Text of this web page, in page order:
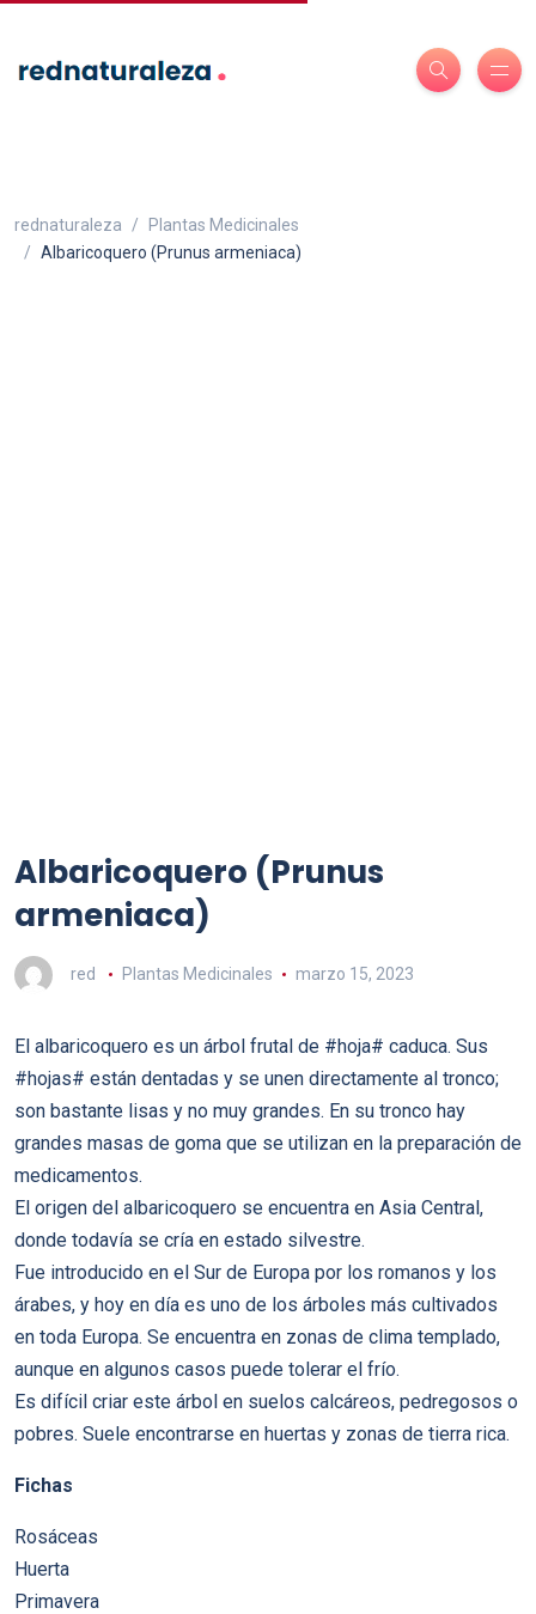
rednaturaleza
Plantas Medicinales
Albaricoquero (Prunus armeniaca)
Albaricoquero (Prunus
armeniaca)
red Plantas Medicinales marzo 15, 2023
El albaricoquero es un árbol frutal de #hoja# caduca. Sus
#hojas# están dentadas y se unen directamente al tronco;
son bastante lisas y no muy grandes. En su tronco hay
grandes masas de goma que se utilizan en la preparación de
medicamentos.
El origen del albaricoquero se encuentra en Asia Central,
donde todavía se cría en estado silvestre.
Fue introducido en el Sur de Europa por los romanos y los
árabes, y hoy en día es uno de los árboles más cultivados
en toda Europa. Se encuentra en zonas de clima templado,
aunque en algunos casos puede tolerar el frío.
Es difícil criar este árbol en suelos calcáreos, pedregosos o
pobres. Suele encontrarse en huertas y zonas de tierra rica.
Fichas
Rosáceas
Huerta
Primavera